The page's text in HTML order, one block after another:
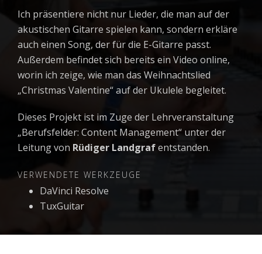
Ich präsentiere nicht nur Lieder, die man auf der
akustischen Gitarre spielen kann, sondern erkläre
auch einen Song, der für die E-Gitarre passt.
Außerdem befindet sich bereits ein Video online,
worin ich zeige, wie man das Weihnachtslied
„Christmas Valentine“ auf der Ukulele begleitet.
Dieses Projekt ist im Zuge der Lehrveranstaltung
„Berufsfelder: Content Management“ unter der
Leitung von Rüdiger Landgrafentstanden.
VERWENDETE WERKZEUGE
DaVinci Resolve
TuxGuitar